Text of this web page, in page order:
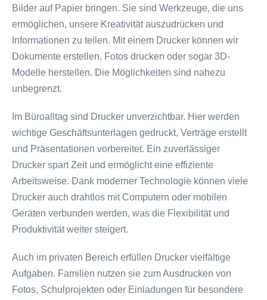
Bilder auf Papier bringen. Sie sind Werkzeuge, die uns
ermöglichen, unsere Kreativität auszudrücken und
Informationen zu teilen. Mit einem Drucker können wir
Dokumente erstellen, Fotos drucken oder sogar 3D-
Modelle herstellen. Die Möglichkeiten sind nahezu
unbegrenzt.
Im Büroalltag sind Drucker unverzichtbar. Hier werden
wichtige Geschäftsunterlagen gedruckt, Verträge erstellt
und Präsentationen vorbereitet. Ein zuverlässiger
Drucker spart Zeit und ermöglicht eine effiziente
Arbeitsweise. Dank moderner Technologie können viele
Drucker auch drahtlos mit Computern oder mobilen
Geräten verbunden werden, was die Flexibilität und
Produktivität weiter steigert.
Auch im privaten Bereich erfüllen Drucker vielfältige
Aufgaben. Familien nutzen sie zum Ausdrucken von
Fotos, Schulprojekten oder Einladungen für besondere